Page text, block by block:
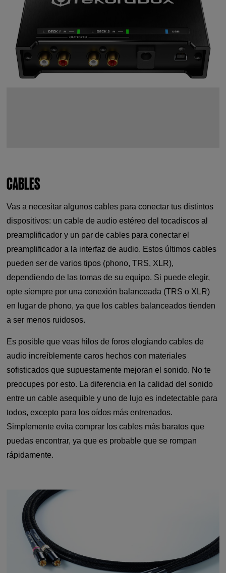
CABLES
Vas a necesitar algunos cables para conectar tus distintos
dispositivos: un cable de audio estéreo del tocadiscos al
preamplificador y un par de cables para conectar el
preamplificador a la interfaz de audio. Estos últimos cables
pueden ser de varios tipos (phono, TRS, XLR),
dependiendo de las tomas de su equipo. Si puede elegir,
opte siempre por una conexión balanceada (TRS o XLR)
en lugar de phono, ya que los cables balanceados tienden
a ser menos ruidosos.
Es posible que veas hilos de foros elogiando cables de
audio increíblemente caros hechos con materiales
sofisticados que supuestamente mejoran el sonido. No te
preocupes por esto. La diferencia en la calidad del sonido
entre un cable asequible y uno de lujo es indetectable para
todos, excepto para los oídos más entrenados.
Simplemente evita comprar los cables más baratos que
puedas encontrar, ya que es probable que se rompan
rápidamente.